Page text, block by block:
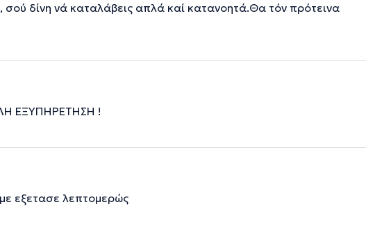
δίνη νά καταλάβεις απλά καί κατανοητά.Θα τόν πρότεινα
ΕΞΥΠΗΡΕΤΗΣΗ !
εξετασε λεπτομερώς